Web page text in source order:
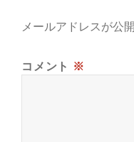
メールアドレスが公
コメント ※